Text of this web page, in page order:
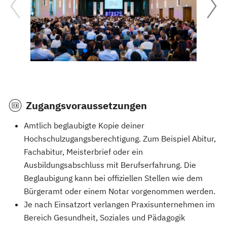
Zugangsvoraussetzungen
Amtlich beglaubigte Kopie deiner
Hochschulzugangsberechtigung. Zum Beispiel Abitur,
Fachabitur, Meisterbrief oder ein
Ausbildungsabschluss mit Berufserfahrung. Die
Beglaubigung kann bei offiziellen Stellen wie dem
Bürgeramt oder einem Notar vorgenommen werden. ‍
Je nach Einsatzort verlangen Praxisunternehmen im
Bereich Gesundheit, Soziales und Pädagogik